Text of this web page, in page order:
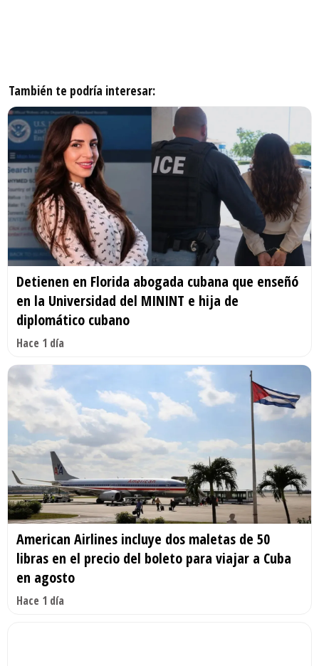
También te podría interesar:
Detienen en Florida abogada cubana que enseñó
en la Universidad del MININT e hija de
diplomático cubano
Hace 1 día
American Airlines incluye dos maletas de 50
libras en el precio del boleto para viajar a Cuba
en agosto
Hace 1 día